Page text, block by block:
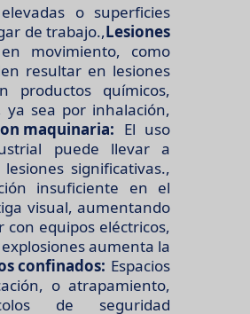
o superficies
de trabajo.,Lesiones
movimiento, como
resultar en lesiones
productos químicos,
ya sea por inhalación,
maquinaria: El uso
puede llevar a
significativas.,
insuficiente en el
visual, aumentando
con equipos eléctricos,
aumenta la
confinados: Espacios
o atrapamiento,
de seguridad